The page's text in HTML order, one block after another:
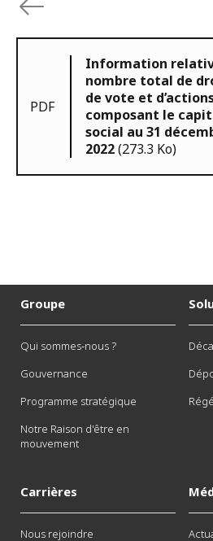
PDF
Information
nombre total de
de vote et
composant le
social au 31
2022(273.3 Ko)
Groupe
Qui sommes-nous ?
Gouvernance
Programme stratégique
Notre Raison d'être en
mouvement
Carrières
Nous rejoindre